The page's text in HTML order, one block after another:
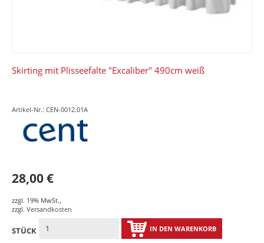
Skirting mit Plisseefalte "Excaliber" 490cm weiß
Artikel-Nr.: CEN-0012.01A
28,00 €
zzgl. 19% MwSt.
zzgl. Versandkosten
STÜCK IN DEN WARENKORB